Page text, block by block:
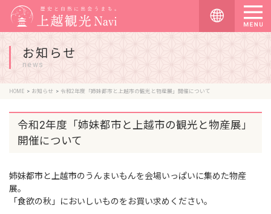
お知らせ
news
HOME お知らせ 令和2年度「姉妹都市と上越市の観光と物産展」開催について
令和2年度「姉妹都市と上越市の観光と物産展」
開催について
姉妹都市と上越市のうんまいもんを会場いっぱいに集めた物産
展。
「食欲の秋」においしいものをお買い求めください。